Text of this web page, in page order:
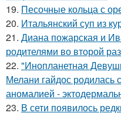
19. Песочные кольца с
20. Итальянский суп из
21. Диана пожарская и
родителями во второй
22. "Инопланетная
Мелани гайдос родилась
аномалией -
23. В сети появилось